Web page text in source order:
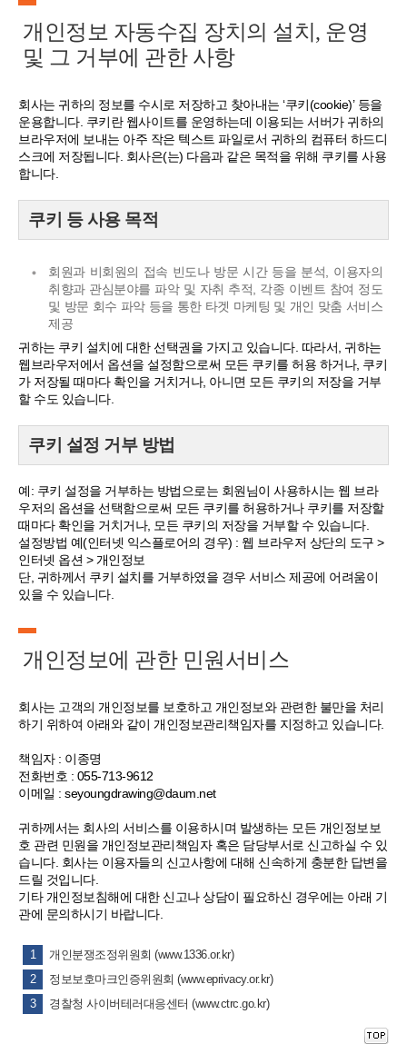
개인정보 자동수집 장치의 설치, 운영
및 그 거부에 관한 사항
회사는 귀하의 정보를 수시로 저장하고 찾아내는 ‘쿠키(cookie)’ 등을
운용합니다. 쿠키란 웹사이트를 운영하는데 이용되는 서버가 귀하의
브라우저에 보내는 아주 작은 텍스트 파일로서 귀하의 컴퓨터 하드디
스크에 저장됩니다. 회사은(는) 다음과 같은 목적을 위해 쿠키를 사용
합니다.
쿠키 등 사용 목적
회원과 비회원의 접속 빈도나 방문 시간 등을 분석, 이용자의
취향과 관심분야를 파악 및 자취 추적, 각종 이벤트 참여 정도
및 방문 회수 파악 등을 통한 타겟 마케팅 및 개인 맞춤 서비스
제공
귀하는 쿠키 설치에 대한 선택권을 가지고 있습니다. 따라서, 귀하는
웹브라우저에서 옵션을 설정함으로써 모든 쿠키를 허용 하거나, 쿠키
가 저장될 때마다 확인을 거치거나, 아니면 모든 쿠키의 저장을 거부
할 수도 있습니다.
쿠키 설정 거부 방법
예: 쿠키 설정을 거부하는 방법으로는 회원님이 사용하시는 웹 브라
우저의 옵션을 선택함으로써 모든 쿠키를 허용하거나 쿠키를 저장할
때마다 확인을 거치거나, 모든 쿠키의 저장을 거부할 수 있습니다.
설정방법 예(인터넷 익스플로어의 경우) : 웹 브라우저 상단의 도구 >
인터넷 옵션 > 개인정보
단, 귀하께서 쿠키 설치를 거부하였을 경우 서비스 제공에 어려움이
있을 수 있습니다.
개인정보에 관한 민원서비스
회사는 고객의 개인정보를 보호하고 개인정보와 관련한 불만을 처리
하기 위하여 아래와 같이 개인정보관리책임자를 지정하고 있습니다.
책임자 : 이종명
전화번호 : 055-713-9612
이메일 : seyoungdrawing@daum.net
귀하께서는 회사의 서비스를 이용하시며 발생하는 모든 개인정보보
호 관련 민원을 개인정보관리책임자 혹은 담당부서로 신고하실 수 있
습니다. 회사는 이용자들의 신고사항에 대해 신속하게 충분한 답변을
드릴 것입니다.
기타 개인정보침해에 대한 신고나 상담이 필요하신 경우에는 아래 기
관에 문의하시기 바랍니다.
1
개인분쟁조정위원회 (www.1336.or.kr)
2
정보보호마크인증위원회 (www.eprivacy.or.kr)
3
경찰청 사이버테러대응센터 (www.ctrc.go.kr)